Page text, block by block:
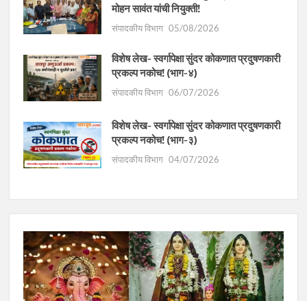
मोहन सावंत यांची नियुक्ती!
संपादकीय विभाग 05/08/2026
विशेष लेख- स्वर्गापेक्षा सुंदर कोकणात प्रदुषणकारी
प्रकल्प नकोच! (भाग-४)
संपादकीय विभाग 06/07/2026
विशेष लेख- स्वर्गापेक्षा सुंदर कोकणात प्रदुषणकारी
प्रकल्प नकोच! (भाग-३)
संपादकीय विभाग 04/07/2026